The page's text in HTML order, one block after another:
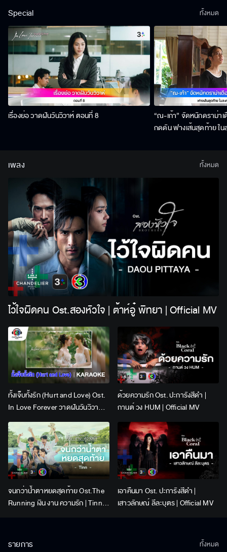
Special
เรื่องย่อ วาดฝันวันวิวาห์ ตอนที่ 8
“ณ-เก้า” จัดหนักดราม่า
กดดัน ฟางเส้นสุดท้าย ใน
ทั้งหมด
เพลง
ไว้ใจผิดคน Ost.สองหัวใจ | ต้าห์อู๋ พิทยา | Official MV
ทั้งเจ็บทั้งรัก (Hurt and Love) Ost.
In Love Forever วาดฝันวันวิวาห์ |
Lingling Kwong x Orm
Kornnaphat | Official Karaoke
ด้วยความรัก Ost. ปะการังสีดำ |
กานต์ วง HUM | Official MV
จนกว่าน้ำตาหยดสุดท้าย Ost.The
Running เงิน งาน ความรัก | Tinn |
เอาคืนมา Ost. ปะการังสีดำ |
เสาวลักษณ์ ลีละบุตร | Official MV
ทั้งหมด
รายการ ทั้งหมด